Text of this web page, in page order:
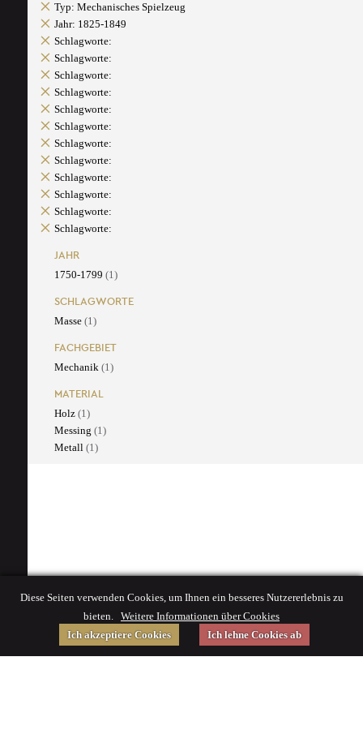
Typ: Mechanisches Spielzeug
Jahr: 1825-1849
Schlagworte:
Schlagworte:
Schlagworte:
Schlagworte:
Schlagworte:
Schlagworte:
Schlagworte:
Schlagworte:
Schlagworte:
Schlagworte:
Schlagworte:
Schlagworte:
JAHR
1750-1799 (1)
SCHLAGWORTE
Masse (1)
FACHGEBIET
Mechanik (1)
MATERIAL
Holz (1)
Messing (1)
Metall (1)
Diese Seiten verwenden Cookies, um Ihnen ein besseres Nutzererlebnis zu
bieten. Weitere Informationen über Cookies
Ich akzeptiere Cookies
Ich lehne Cookies ab